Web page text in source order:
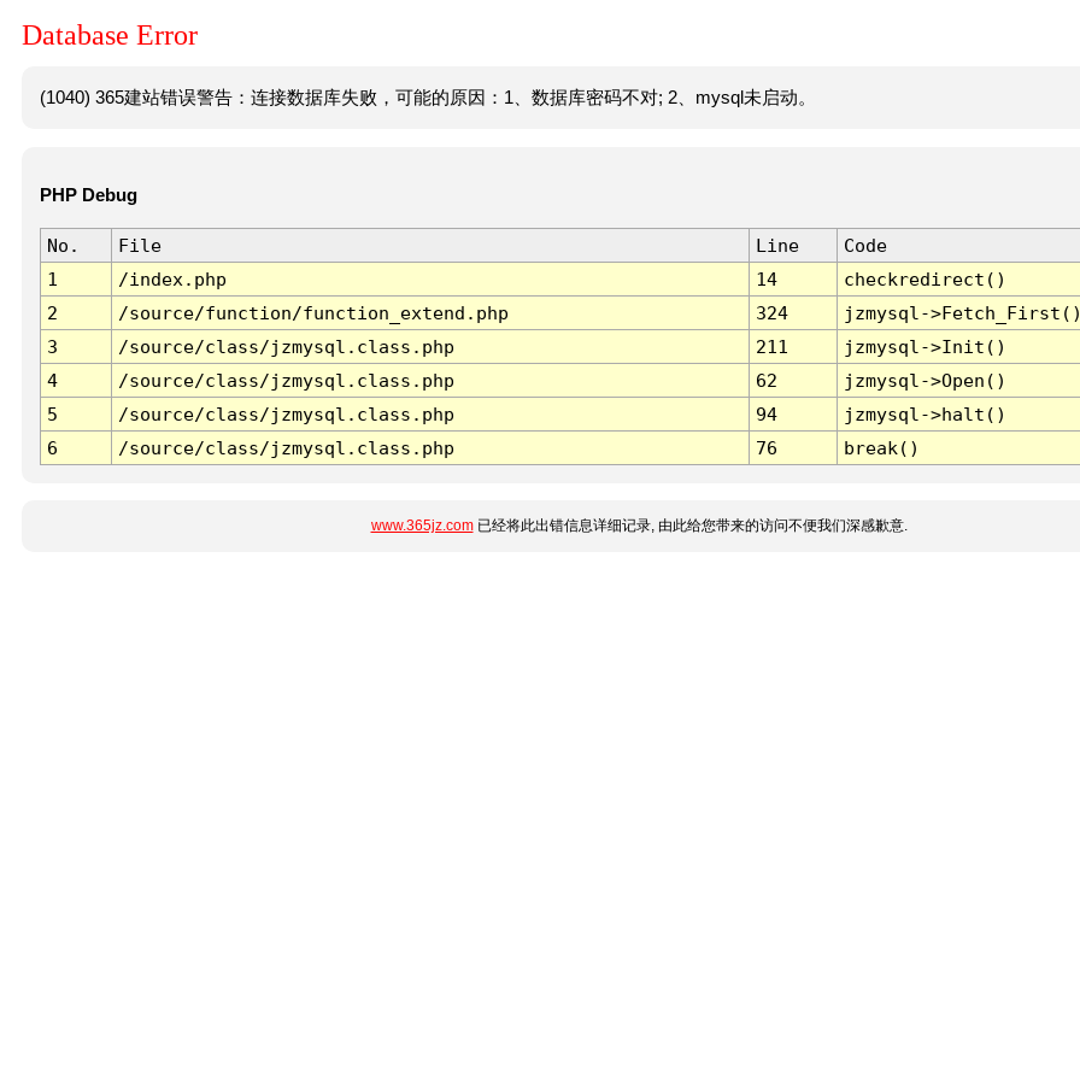
Database Error
(1040) 365建站错误警告：连接数据库失败，可能的原因：1、数据库密码不对; 2、mysql未启动。
PHP Debug
No. File Line
Code
1
/index.php 14
checkredirect()
2
/source/function/function_extend.php 324
jzmysql-
3
/source/class/jzmysql.class.php 211
jzmysql->Init()
4
/source/class/jzmysql.class.php 62
jzmysql->Open()
5
/source/class/jzmysql.class.php 94
jzmysql->halt()
6
/source/class/jzmysql.class.php 76 break()
www.365jz.com已经将此出错信息详细记录, 由此给您带来的访问不便我们深感歉意.